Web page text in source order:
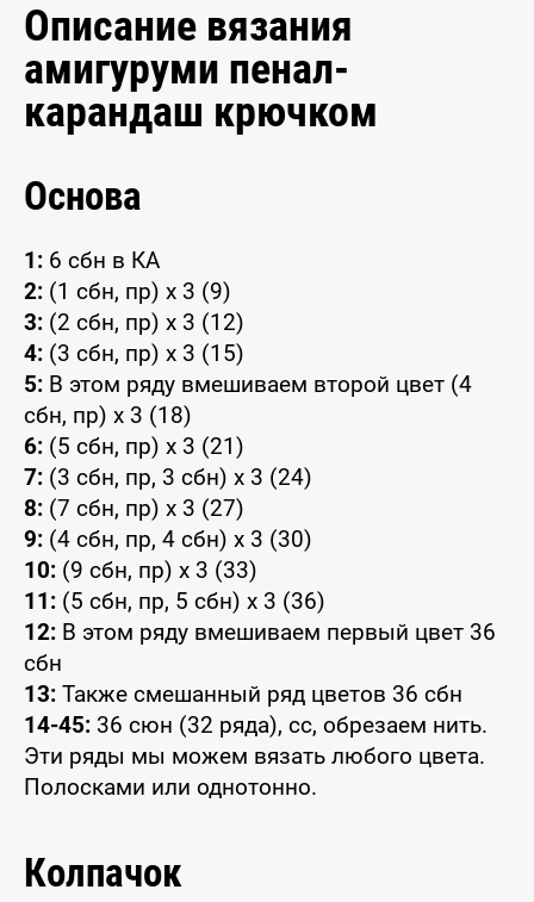
Описание вязания
амигуруми пенал-
карандаш крючком
Основа
1: 6 сбн в КА
2: (1 сбн, пр) x 3 (9)
3: (2 сбн, пр) x 3 (12)
4: (3 сбн, пр) x 3 (15)
5: В этом ряду вмешиваем второй цвет (4
сбн, пр) x 3 (18)
6: (5 сбн, пр) x 3 (21)
7: (3 сбн, пр, 3 сбн) x 3 (24)
8: (7 сбн, пр) x 3 (27)
9: (4 сбн, пр, 4 сбн) x 3 (30)
10: (9 сбн, пр) x 3 (33)
11: (5 сбн, пр, 5 сбн) x 3 (36)
12: В этом ряду вмешиваем первый цвет 36
сбн
13: Также смешанный ряд цветов 36 сбн
14-45: 36 сюн (32 ряда), сс, обрезаем нить.
Эти ряды мы можем вязать любого цвета.
Полосками или однотонно.
Колпачок